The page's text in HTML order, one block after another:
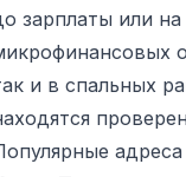
зарплаты или
и в спальных